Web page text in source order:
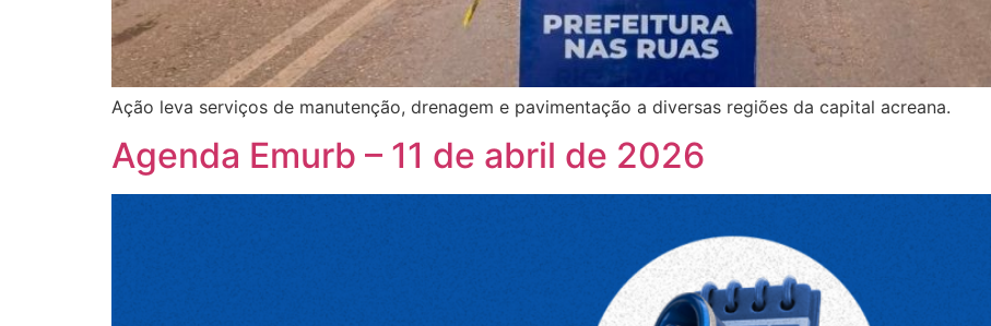
Ação leva serviços de manutenção, drenagem e pavimentação a diversas regiões da capital acreana.
Agenda Emurb – 11 de abril de 2026